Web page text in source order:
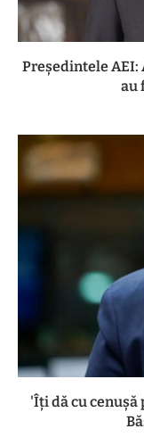
Preşedintele AEI:
au
'Îți dă cu